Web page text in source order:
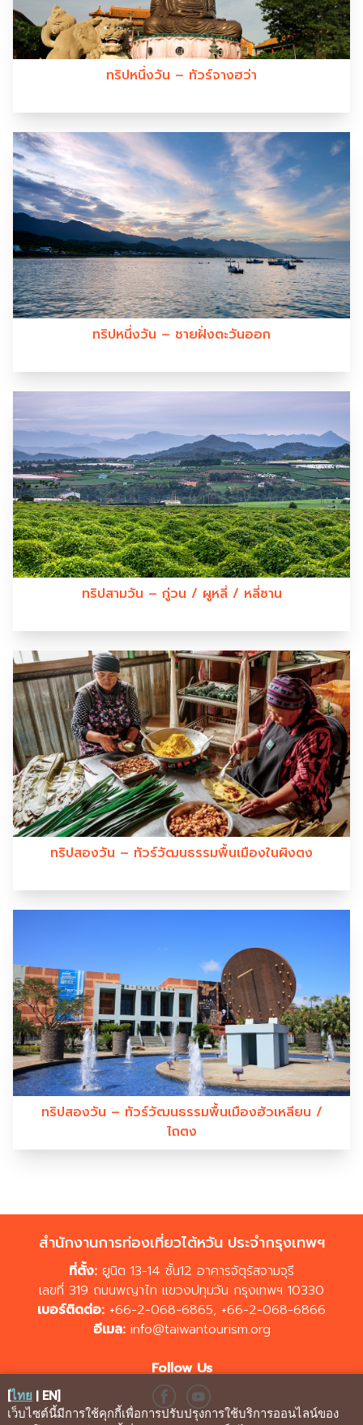
ทริปหนึ่งวัน – ทัวร์จางฮว่า
ทริปหนึ่งวัน – ชายฝั่งตะวันออก
ทริปสามวัน – กู่วน / ผูหลี่ / หลี่ซาน
ทริปสองวัน – ทัวร์วัฒนธรรมพื้นเมืองในผิงตง
ทริปสองวัน – ทัวร์วัฒนธรรมพื้นเมืองฮัวเหลียน /
ไถตง
สำนักงานการท่องเที่ยวไต้หวัน ประจำกรุงเทพฯ
ที่ตั้ง: ยูนิต 13-14 ชั้น12 อาคารจัตุรัสจามจุรี
เลขที่ 319 ถนนพญาไท แขวงปทุมวัน กรุงเทพฯ 10330
เบอร์ติดต่อ: +66-2-068-6865, +66-2-068-6866
อีเมล: info@taiwantourism.org
Follow Us
[ไทย | EN]
เว็บไซต์นี้มีการใช้คุกกี้เพื่อการปรับปรุงการใช้บริการออนไลน์ของ